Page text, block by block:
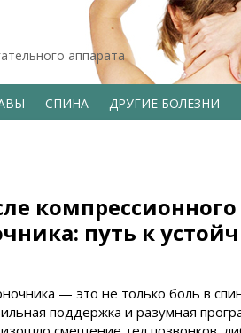
аппарата
СПИНА ДРУГИЕ БОЛЕЗНИ
компрессионного
путь к
— это не только боль в
поддержка и разумная